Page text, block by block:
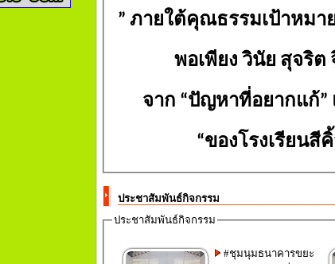
” ภายใต้คุณธรรมเป้าหมา
พอเพียง วินัย สุจริ
จาก “ปัญหาที่อยากแก้”
“ของโรงเรียนสี
ประชาสัมพันธ์กิจกรรม
ประชาสัมพันธ์กิจกรรม
#ชุมนุมธนาคารขยะ